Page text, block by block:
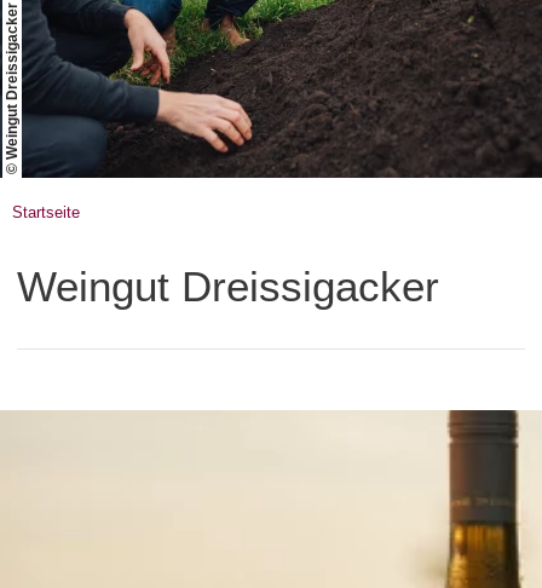
Service & Unterkünfte
Karte
KarteRheinhessen Blog
© Weingut Dreissigacker
Startseite
Weingut Dreissigacker